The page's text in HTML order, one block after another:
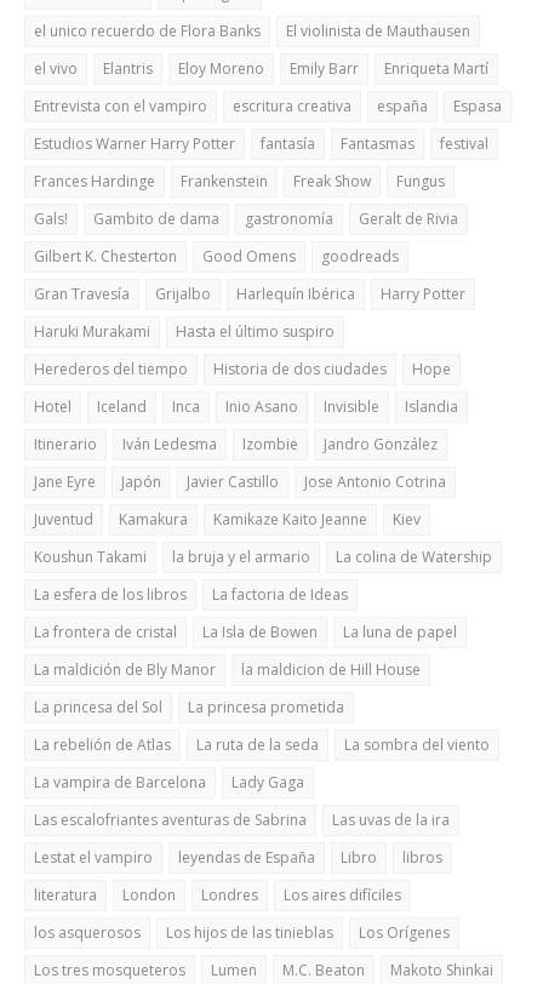
el unico recuerdo de Flora Banks
El violinista de Mauthausen
el vivo
Elantris Eloy Moreno Emily Barr
Enriqueta Martí
Entrevista con el vampiro
escritura creativa españa
Espasa
Estudios Warner Harry Potter
fantasía Fantasmas
festival
Frances Hardinge
Frankenstein Freak Show
Fungus
Gals!
Gambito de dama gastronomía
Geralt de Rivia
Gilbert K. Chesterton
Good Omens
goodreads
Gran Travesía
Grijalbo Harlequín Ibérica
Harry Potter
Haruki Murakami
Hasta el último suspiro
Herederos del tiempo
Historia de dos ciudades
Hope
Hotel
Iceland Inca Inio Asano Invisible
Islandia
Itinerario
Iván Ledesma Izombie
Jandro González
Jane Eyre
Japón Javier Castillo
Jose Antonio Cotrina
Juventud
Kamakura Kamikaze Kaito Jeanne
Kiev
Koushun Takami
la bruja y el armario
La colina de Watership
La esfera de los libros
La factoria de Ideas
La frontera de cristal
La Isla de Bowen
La luna de papel
La maldición de Bly Manor
la maldicion de Hill House
La princesa del Sol
La princesa prometida
La rebelión de Atlas
La ruta de la seda
La sombra del viento
La vampira de Barcelona
Lady Gaga
Las escalofriantes aventuras de Sabrina
Las uvas de la ira
Lestat el vampiro
leyendas de España Libro
libros
literatura
London Londres
Los aires difíciles
los asquerosos
Los hijos de las tinieblas
Los Orígenes
Los tres mosqueteros
Lumen M.C. Beaton
Makoto Shinkai